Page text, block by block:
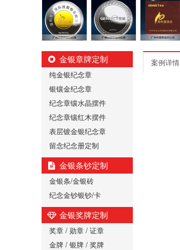
金银章牌定制
纯金银纪念章
银镶金纪念章
纪念章镶水晶摆件
纪念章镶红木摆件
表层镀金银纪念章
留念纪念册定制
金银条钞定制
金银条/金银砖
纪念金钞银钞/卡
金银奖牌定制
奖章 / 勋章 / 证章
金牌 / 银牌 / 奖牌
案例详情